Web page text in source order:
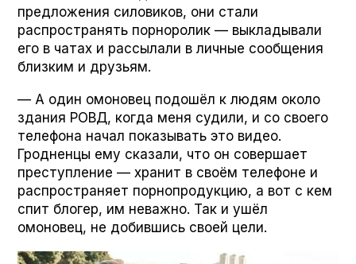
предложения силовиков, они стали
распространять порноролик — выкладывали
его в чатах и рассылали в личные сообщения
близким и друзьям.
— А один омоновец подошёл к людям около
здания РОВД, когда меня судили, и со своего
телефона начал показывать это видео.
Гродненцы ему сказали, что он совершает
преступление — хранит в своём телефоне и
распространяет порнопродукцию, а вот с кем
спит блогер, им неважно. Так и ушёл
омоновец, не добившись своей цели.